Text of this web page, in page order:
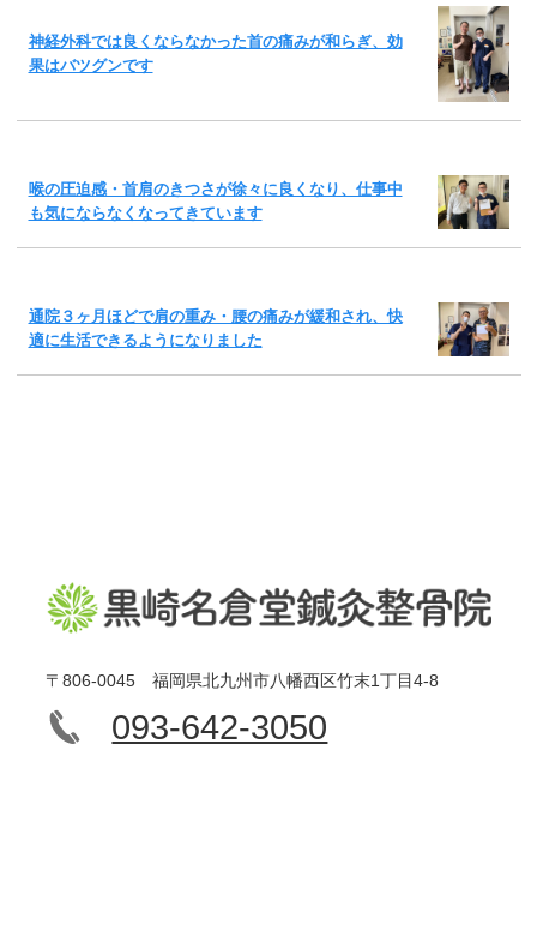
神経外科では良くならなかった首の痛みが和らぎ、効
果はバツグンです
喉の圧迫感・首肩のきつさが徐々に良くなり、仕事中
も気にならなくなってきています
通院３ヶ月ほどで肩の重み・腰の痛みが緩和され、快
適に生活できるようになりました
〒806-0045 福岡県北九州市八幡西区竹末1丁目4-8
093-642-3050